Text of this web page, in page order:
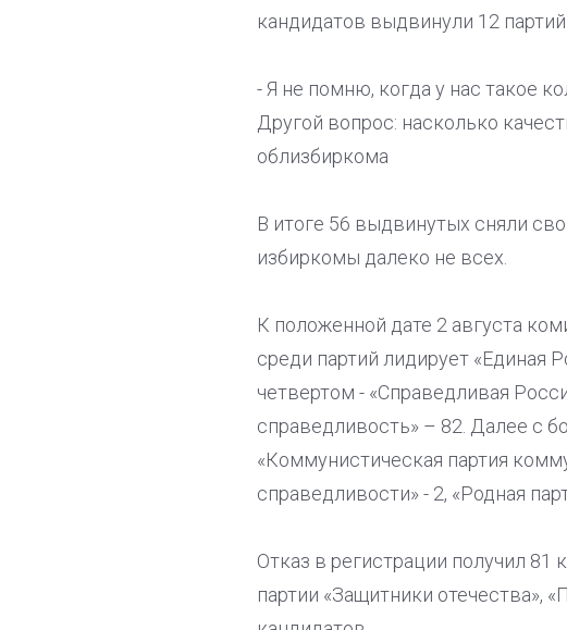
кандидатов выдвинули 12 партий.
- Я не помню, когда у нас такое
Другой вопрос: насколько
облизбиркома
В итоге 56 выдвинутых сняли
избиркомы далеко не всех.
К положенной дате 2 августа
среди партий лидирует «Единая
четвертом - «Справедливая
справедливость» – 82. Далее с
«Коммунистическая партия
справедливости» - 2, «Родная
Отказ в регистрации получил 81
партии «Защитники отечества»,